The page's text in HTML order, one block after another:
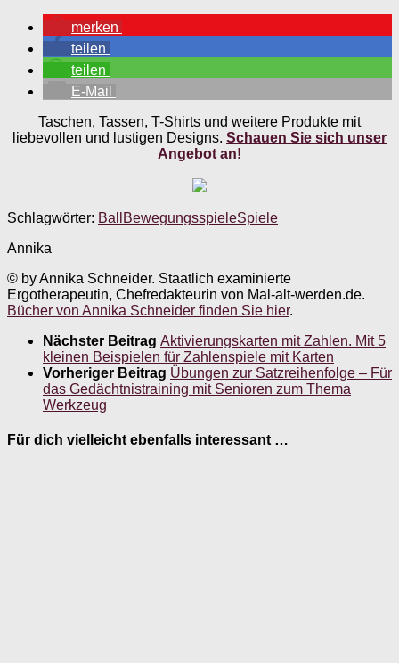
merken
teilen
teilen
E-Mail
Taschen, Tassen, T-Shirts und weitere Produkte mit
liebevollen und lustigen Designs. Schauen Sie sich unser
Angebot an!
Schlagwörter: Ball BewegungsspieleSpiele
Annika
© by Annika Schneider. Staatlich examinierte
Ergotherapeutin, Chefredakteurin von Mal-alt-werden.de.
Bücher von Annika Schneider finden Sie hier.
Nächster Beitrag Aktivierungskarten mit Zahlen. Mit 5
kleinen Beispielen für Zahlenspiele mit Karten
Vorheriger Beitrag Übungen zur Satzreihenfolge – Für
das Gedächtnistraining mit Senioren zum Thema
Werkzeug
Für dich vielleicht ebenfalls interessant …